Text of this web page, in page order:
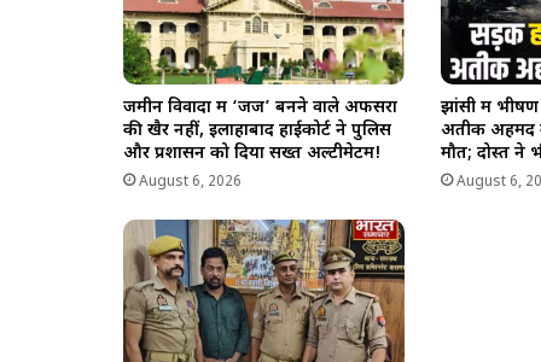
जमीन विवादों में ‘जज’ बनने वाले अफसरों
की खैर नहीं, इलाहाबाद हाईकोर्ट ने पुलिस
और प्रशासन को दिया सख्त अल्टीमेटम!
August 6, 2026
झांसी में
अतीक अहमद
मौत; दोस्त ने
August 6,